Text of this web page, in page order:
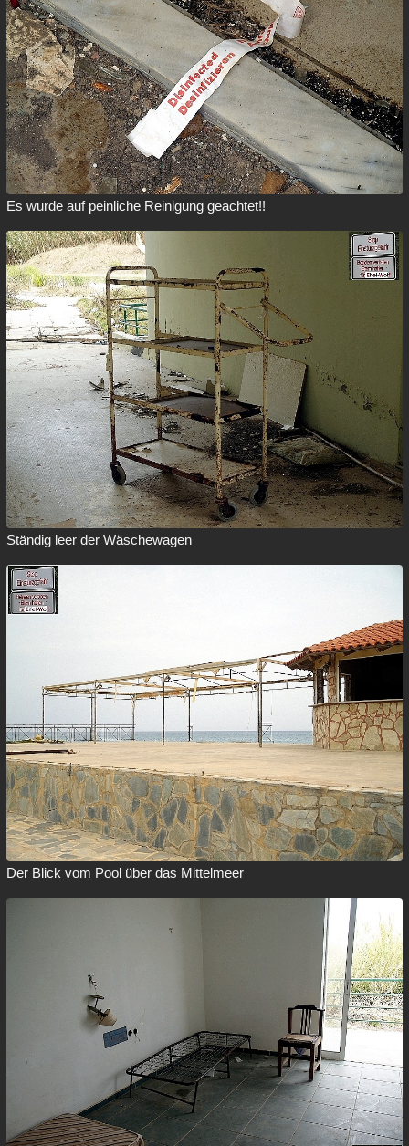
Es wurde auf peinliche Reinigung geachtet!!
Ständig leer der Wäschewagen
Der Blick vom Pool über das Mittelmeer